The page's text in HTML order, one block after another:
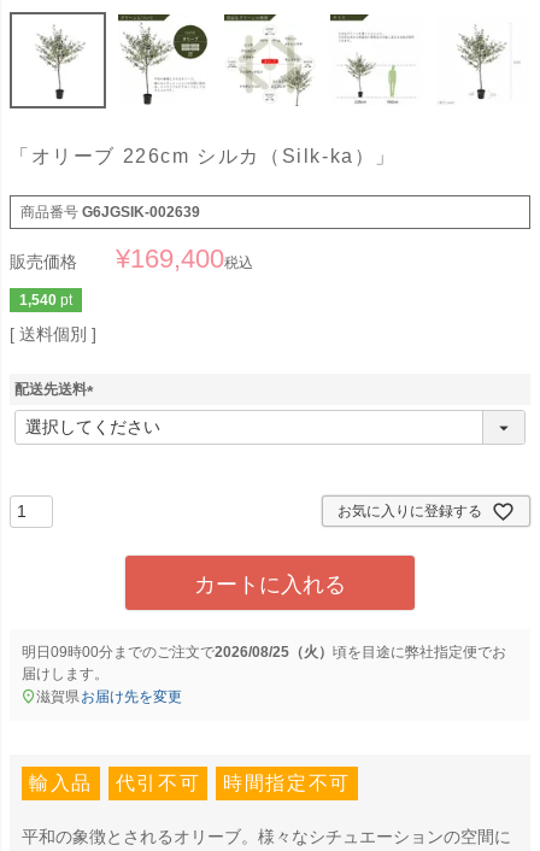
「オリーブ 226cm シルカ（Silk-ka）」
商品番号 G6JGSIK-002639
販売価格 ¥169,400税込
1,540 pt
送料個別
配送先送料
(
必
お気に入りに登録する
カートに入れる
明日 09時00分までのご注文で2026/08/25（火） に弊社指定便でお
届けします。
滋賀県お届け先を変更
輸入品 代引不可 時間指定不可
平和の象徴とされるオリーブ。様々なシチュエーションの空間に